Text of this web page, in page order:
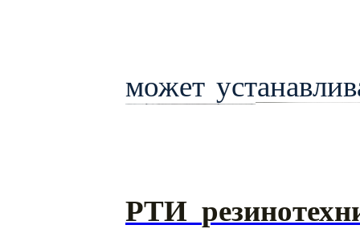
может
РТИ